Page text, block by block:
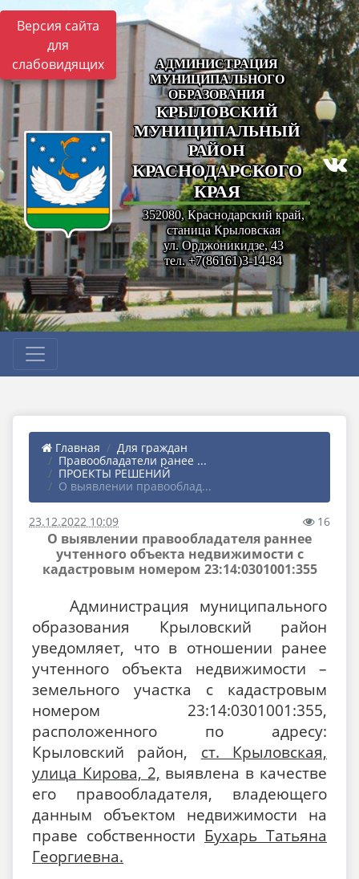
Версия сайта
для
слабовидящих
АДМИНИСТРАЦИЯ
МУНИЦИПАЛЬНОГО
ОБРАЗОВАНИЯ
КРЫЛОВСКИЙ
МУНИЦИПАЛЬНЫЙ
РАЙОН
КРАСНОДАРСКОГО
КРАЯ
352080, Краснодарский край,
станица Крыловская
ул. Орджоникидзе, 43
тел. +7(86161)3-14-84
Главная
Для граждан
Правообладатели ранее ...
ПРОЕКТЫ РЕШЕНИЙ
О выявлении правооблад...
23.12.2022 10:09 16
О выявлении правообладателя раннее
учтенного объекта недвижимости с
кадастровым номером 23:14:0301001:355
Администрация муниципального
образования Крыловский район
уведомляет, что в отношении ранее
учтенного объекта недвижимости –
земельного участка с кадастровым
номером 23:14:0301001:355,
расположенного по адресу:
Крыловский район, ст. Крыловская,
улица Кирова, 2, выявлена в качестве
его правообладателя, владеющего
данным объектом недвижимости на
праве собственности Бухарь Татьяна
Георгиевна.